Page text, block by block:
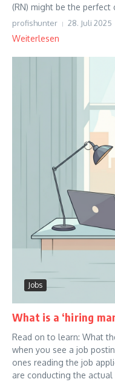
(RN) might be the perfect
profishunter 28. Juli 2025
Weiterlesen
Jobs
What is a ‘hiring
Read on to learn: What
when you see a job
ones reading the job
are conducting the